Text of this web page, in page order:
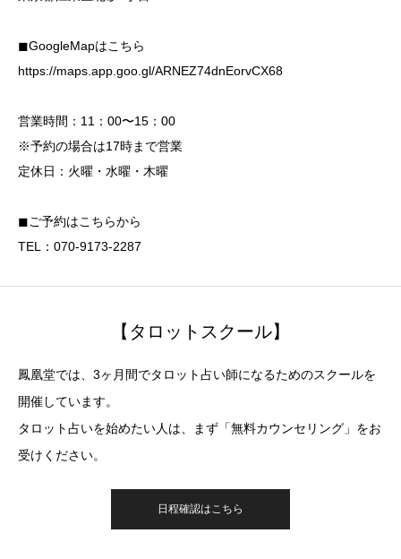
◼︎GoogleMapはこちら
https://maps.app.goo.gl/ARNEZ74dnEorvCX68
営業時間：11：00〜15：00
※予約の場合は17時まで営業
定休日：火曜・水曜・木曜
◼︎ご予約はこちらから
TEL：070-9173-2287
【タロットスクール】
鳳凰堂では、3ヶ月間でタロット占い師になるためのスクールを
開催しています。
タロット占いを始めたい人は、まず「無料カウンセリング」をお
受けください。
日程確認はこちら